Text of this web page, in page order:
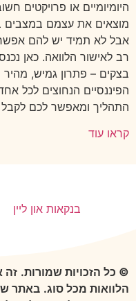
היומיומיים או פרויקטים
מוצאים את עצמם במצבים
אבל לא תמיד יש להם
רב לאישור הלוואה. כאן
בצקים – פתרון גמיש,
הפיננסיים הנחוצים לכל
התהליך ומאפשר לכם
קראו עוד
בנקאות און ליין
© כל הזכויות שמורות. זה
הלוואות מכל סוג. באתר